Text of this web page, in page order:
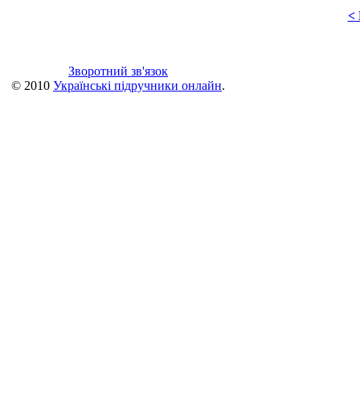
<
Зворотний зв'язок
© 2010 Українські підручники онлайн.